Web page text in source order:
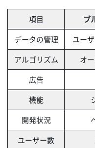
項目 ブ
データの管理
ユー
アルゴリズム
オ
広告
機能
開発状況
ユーザー数